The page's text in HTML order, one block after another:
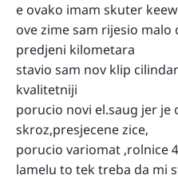
e ovako imam skuter
ove zime sam rijesio malo
predjeni kilometara
stavio sam nov klip
kvalitetniji
porucio novi el.saug jer je
skroz,presjecene zice,
porucio variomat ,rolnice
lamelu to tek treba da mi